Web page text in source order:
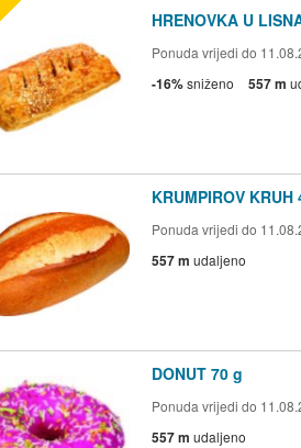
HRENOVKA U
Ponuda vrijedi do
-16%sniženo 557 m
KRUMPIROV KRUH
Ponuda vrijedi do
557 m udaljeno
DONUT 70 g
Ponuda vrijedi do
557 m udaljeno